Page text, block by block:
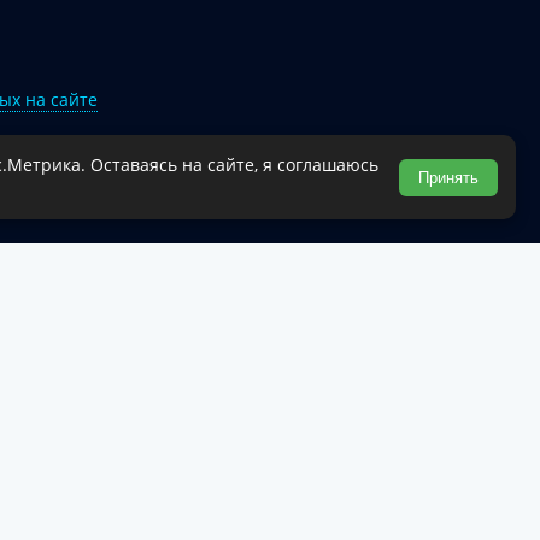
на сайте
муниципального округа.
Оставаясь на сайте, я соглашаюсь
Принять